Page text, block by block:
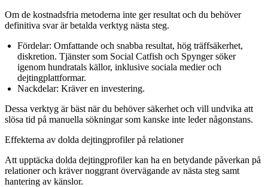
Om de kostnadsfria metoderna inte ger resultat och du behöver
definitiva svar är betalda verktyg nästa steg.
Fördelar: Omfattande och snabba resultat, hög träffsäkerhet,
diskretion. Tjänster som Social Catfish och Spynger söker
igenom hundratals källor, inklusive sociala medier och
dejtingplattformar.
Nackdelar: Kräver en investering.
Dessa verktyg är bäst när du behöver säkerhet och vill undvika att
slösa tid på manuella sökningar som kanske inte leder någonstans.
Effekterna av dolda dejtingprofiler på relationer
Att upptäcka dolda dejtingprofiler kan ha en betydande påverkan på
relationer och kräver noggrant övervägande av nästa steg samt
hantering av känslor.